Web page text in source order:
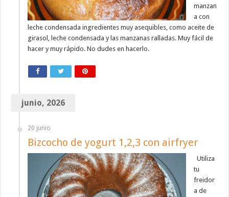
manzan
a con
leche condensada ingredientes muy asequibles, como aceite de
girasol, leche condensada y las manzanas ralladas. Muy fácil de
hacer y muy rápido. No dudes en hacerlo.
junio, 2026
20 junio
Bizcocho de yogurt 1,2,3 con airfryer
Utiliza
tu
freidor
a de